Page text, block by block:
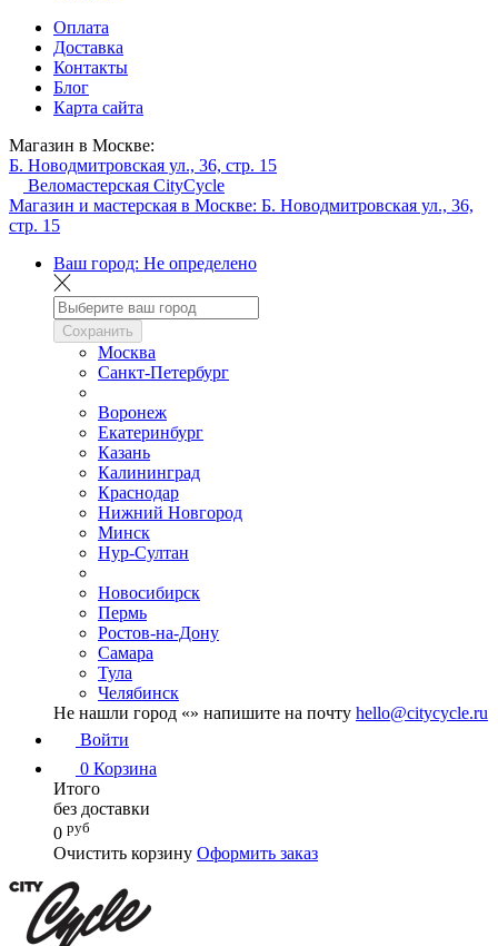
Оплата
Доставка
Контакты
Блог
Карта сайта
Магазин в Москве:
Б. Новодмитровская ул., 36, стр. 15
Веломастерская CityCycle
Магазин и мастерская в Москве: Б. Новодмитровская ул., 36,
стр. 15
Ваш город: Не определено
Сохранить
Москва
Санкт-Петербург
Воронеж
Екатеринбург
Казань
Калининград
Краснодар
Нижний Новгород
Минск
Нур-Султан
Новосибирск
Пермь
Ростов-на-Дону
Самара
Тула
Челябинск
Не нашли город «» напишите на почту hello@citycycle.ru
Войти
0 Корзина
Итого
без доставки
0 руб
Очистить корзину Оформить заказ